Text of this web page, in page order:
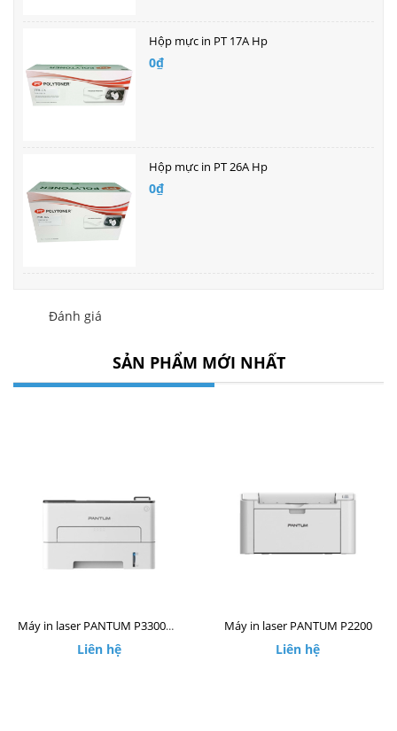
Hộp mực in PT 17A Hp
0₫
Hộp mực in PT 26A Hp
0₫
Đánh giá
SẢN PHẨM MỚI NHẤT
Máy in laser PANTUM P3300DW
Liên hệ
Máy in laser PANTUM P2200
Liên hệ